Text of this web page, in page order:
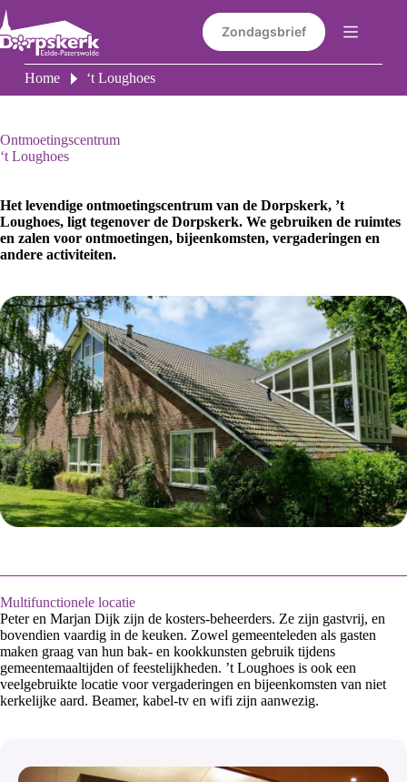
Ga
naar
de
inhoud
Zondagsbrief
Home ‘t Loughoes
Ontmoetingscentrum
‘t Loughoes
Het levendige ontmoetingscentrum van de Dorpskerk, ’t
Loughoes, ligt tegenover de Dorpskerk. We gebruiken de ruimtes
en zalen voor ontmoetingen, bijeenkomsten, vergaderingen en
andere activiteiten.
Multifunctionele locatie
Peter en Marjan Dijk zijn de kosters-beheerders. Ze zijn gastvrij, en
bovendien vaardig in de keuken. Zowel gemeenteleden als gasten
maken graag van hun bak- en kookkunsten gebruik tijdens
gemeentemaaltijden of feestelijkheden. ’t Loughoes is ook een
veelgebruikte locatie voor vergaderingen en bijeenkomsten van niet
kerkelijke aard. Beamer, kabel-tv en wifi zijn aanwezig.